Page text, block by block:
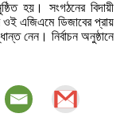
হয়। সংগঠনের বিদায়ী
ওই এজিএমে ডিজাবের প্রায়
নেন। নির্বাচন অনুষ্ঠানে